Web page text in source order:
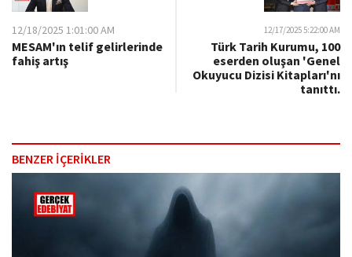
12/18/2025 1:01:00 AM
MESAM'ın telif gelirlerinde
fahiş artış
12/17/2025 5:22:00 AM
Türk Tarih Kurumu, 100
eserden oluşan 'Genel
Okuyucu Dizisi Kitapları'nı
tanıttı.
BENZER İÇERİKLER